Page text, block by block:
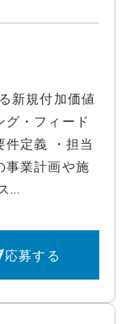
新規付加価値
グ・フィード
件定義 ・担当
事業計画や施
...
応募する